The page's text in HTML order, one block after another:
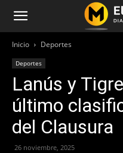
Inicio Deportes
Deportes
Lanús y
último
del Clausura
26 noviembre, 2025